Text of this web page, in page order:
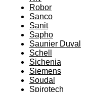
Robor
Sanco
Sanit
Sapho
Saunier Duval
Schell
Sichenia
Siemens
Soudal
Spirotech